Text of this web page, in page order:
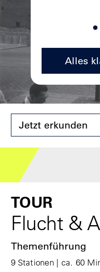
© Stiftung Berliner
Jetzt erkunden
TOUR
Flucht &
Themenführung
9 Stationen | ca. 60
Alles